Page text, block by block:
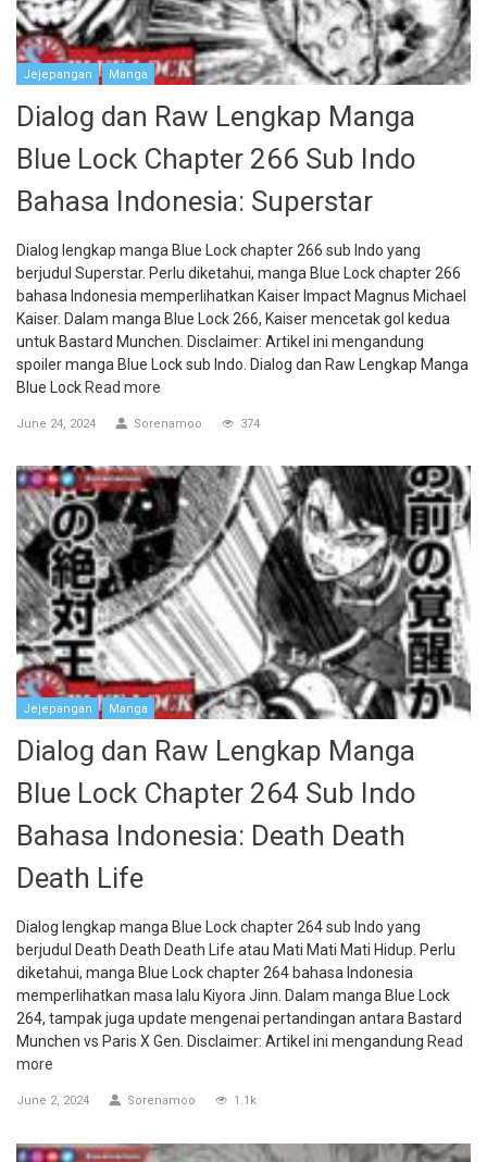
Jejepangan Manga
Dialog dan Raw Lengkap Manga
Blue Lock Chapter 266 Sub Indo
Bahasa Indonesia: Superstar
Dialog lengkap manga Blue Lock chapter 266 sub Indo yang
berjudul Superstar. Perlu diketahui, manga Blue Lock chapter 266
bahasa Indonesia memperlihatkan Kaiser Impact Magnus Michael
Kaiser. Dalam manga Blue Lock 266, Kaiser mencetak gol kedua
untuk Bastard Munchen. Disclaimer: Artikel ini mengandung
spoiler manga Blue Lock sub Indo. Dialog dan Raw Lengkap Manga
Blue Lock Read more
June 24, 2024 Sorenamoo 374
Jejepangan Manga
Dialog dan Raw Lengkap Manga
Blue Lock Chapter 264 Sub Indo
Bahasa Indonesia: Death Death
Death Life
Dialog lengkap manga Blue Lock chapter 264 sub Indo yang
berjudul Death Death Death Life atau Mati Mati Mati Hidup. Perlu
diketahui, manga Blue Lock chapter 264 bahasa Indonesia
memperlihatkan masa lalu Kiyora Jinn. Dalam manga Blue Lock
264, tampak juga update mengenai pertandingan antara Bastard
Munchen vs Paris X Gen. Disclaimer: Artikel ini mengandung Read
more
June 2, 2024 Sorenamoo 1.1k